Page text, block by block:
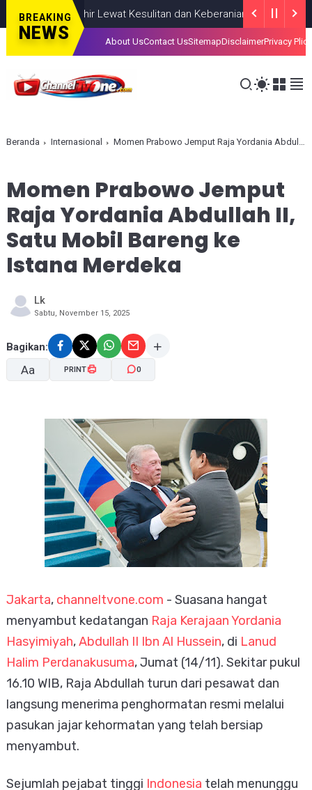
BREAKING
NEWS
Lahir Lewat Kesulitan dan Keberanian NASIONAL
About UsContact UsSitemapDisclaimerPrivacy Plice
Beranda Internasional Momen Prabowo Jemput Raja Yordania Abdullah II, Satu Mobil Bareng ke Istana Merdeka
Momen Prabowo Jemput
Raja Yordania Abdullah II,
Satu Mobil Bareng ke
Istana Merdeka
Lk
Sabtu, November 15, 2025
Bagikan:
Aa
A-
PRINT 0
Jakarta, channeltvone.com - Suasana hangat
menyambut kedatangan Raja Kerajaan Yordania
Hasyimiyah,Abdullah II Ibn Al Hussein, di Lanud
Halim Perdanakusuma, Jumat (14/11). Sekitar pukul
16.10 WIB, Raja Abdullah turun dari pesawat dan
langsung menerima penghormatan resmi melalui
pasukan jajar kehormatan yang telah bersiap
menyambut.
Sejumlah pejabat tinggi Indonesia telah menunggu